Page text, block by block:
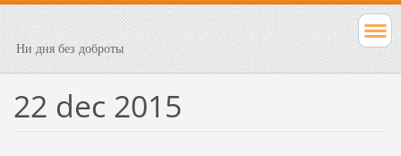
Ни дня без доброты
22 dec 2015